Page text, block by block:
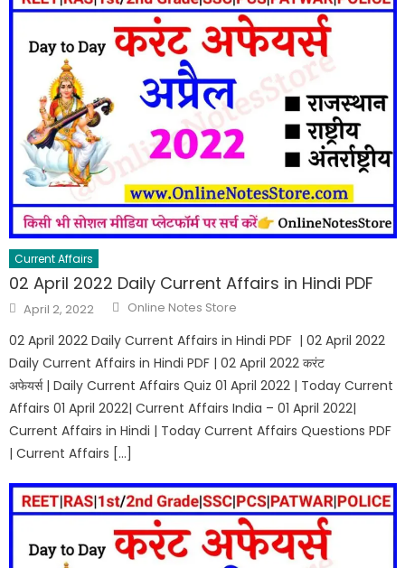
Current Affairs
02 April 2022 Daily Current Affairs in Hindi PDF
April 2, 2022 Online Notes Store
02 April 2022 Daily Current Affairs in Hindi PDF | 02 April 2022
Daily Current Affairs in Hindi PDF | 02 April 2022 करंट
अफेयर्स | Daily Current Affairs Quiz 01 April 2022 | Today Current
Affairs 01 April 2022| Current Affairs India – 01 April 2022|
Current Affairs in Hindi | Today Current Affairs Questions PDF
| Current Affairs […]